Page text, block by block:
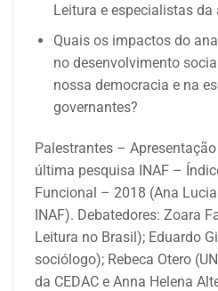
Leitura e especialistas da
Quais os impactos do
no desenvolvimento
nossa democracia e na
governantes?
Palestrantes –
última pesquisa INAF –
Funcional – 2018 (Ana
INAF). Debatedores: Zoara
Leitura no Brasil); Eduardo
sociólogo); Rebeca Otero
da CEDAC e Anna Helena